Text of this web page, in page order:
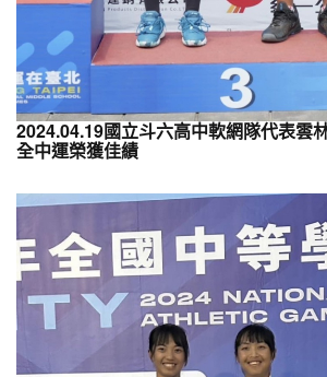
2024.04.19國立斗六高中軟網隊代表雲
全中運榮獲佳績